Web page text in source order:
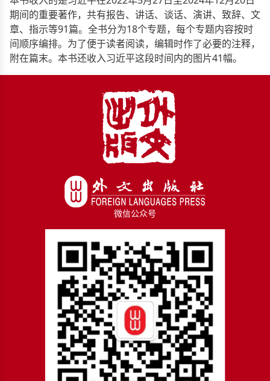
期间的重要著作，共有报告、讲话、谈话、演讲、致辞、文
章、指示等91篇。全书分为18个专题，每个专题内容按时
间顺序编排。为了便于读者阅读，编辑时作了必要的注释，
附在篇末。本书还收入习近平这段时间内的图片41幅。
微信公众号